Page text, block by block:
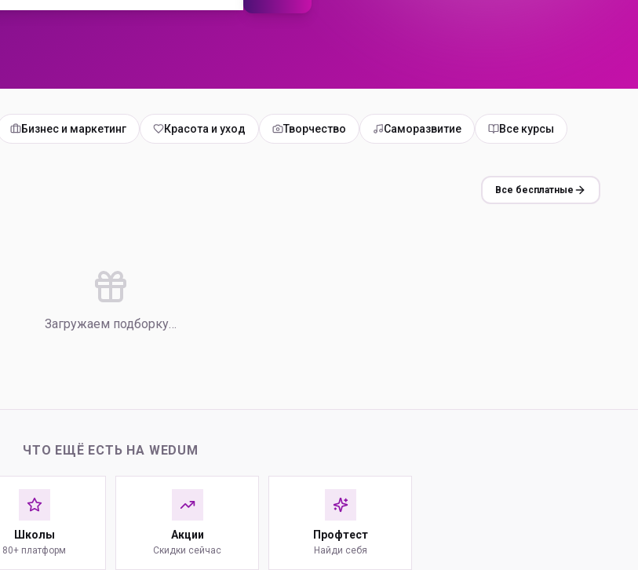
Бизнес и маркетинг Красота и уход Творчество Саморазвитие Все курсы
Все бесплатные
Загружаем подборку…
ЧТО ЕЩЁ ЕСТЬ НА WEDUM
Школы
80+ платформ
Акции
Скидки сейчас
Профтест
Найди себя